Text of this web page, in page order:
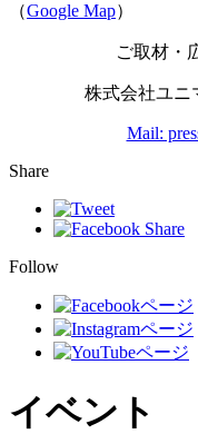
（Google Map）
ご取材・
株式会社ユニ
Mail:
Share
Follow
イベント